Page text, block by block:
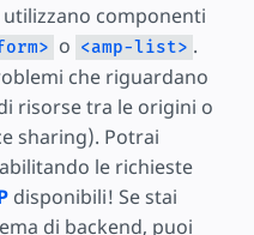
componenti
o <amp-list> .
che riguardano
risorse tra le origini o
sharing). Potrai
le richieste
disponibili! Se stai
di backend, puoi